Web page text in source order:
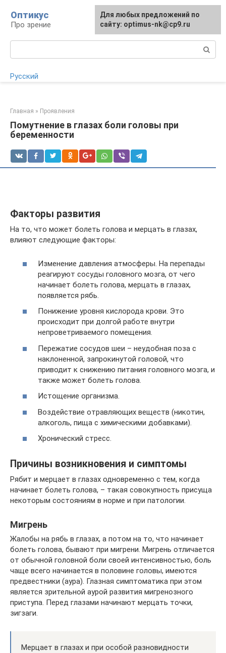
контенту
Оптикус
Про зрение
Русский
Главная » Проявления
Помутнение в глазах боли головы при
беременности
Факторы развития
На то, что может болеть голова и мерцать в глазах,
влияют следующие факторы:
Изменение давления атмосферы. На перепады
реагируют сосуды головного мозга, от чего
начинает болеть голова, мерцать в глазах,
появляется рябь.
Понижение уровня кислорода крови. Это
происходит при долгой работе внутри
непроветриваемого помещения.
Пережатие сосудов шеи – неудобная поза с
наклоненной, запрокинутой головой, что
приводит к снижению питания головного мозга, и
также может болеть голова.
Истощение организма.
Воздействие отравляющих веществ (никотин,
алкоголь, пища с химическими добавками).
Хронический стресс.
Причины возникновения и симптомы
Рябит и мерцает в глазах одновременно с тем, когда
начинает болеть голова, – такая совокупность присуща
некоторым состояниям в норме и при патологии.
Мигрень
Жалобы на рябь в глазах, а потом на то, что начинает
болеть голова, бывают при мигрени. Мигрень отличается
от обычной головной боли своей интенсивностью, боль
чаще всего начинается в половине головы, имеются
предвестники (аура). Глазная симптоматика при этом
является зрительной аурой развития мигренозного
приступа. Перед глазами начинают мерцать точки,
зигзаги.
Мерцает в глазах и при особой разновидности
Для любых предложений по
сайту: [email protected]
Для любых предложений по
сайту: optimus-nk@cp9.ru